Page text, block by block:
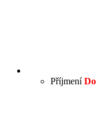
Příjmení